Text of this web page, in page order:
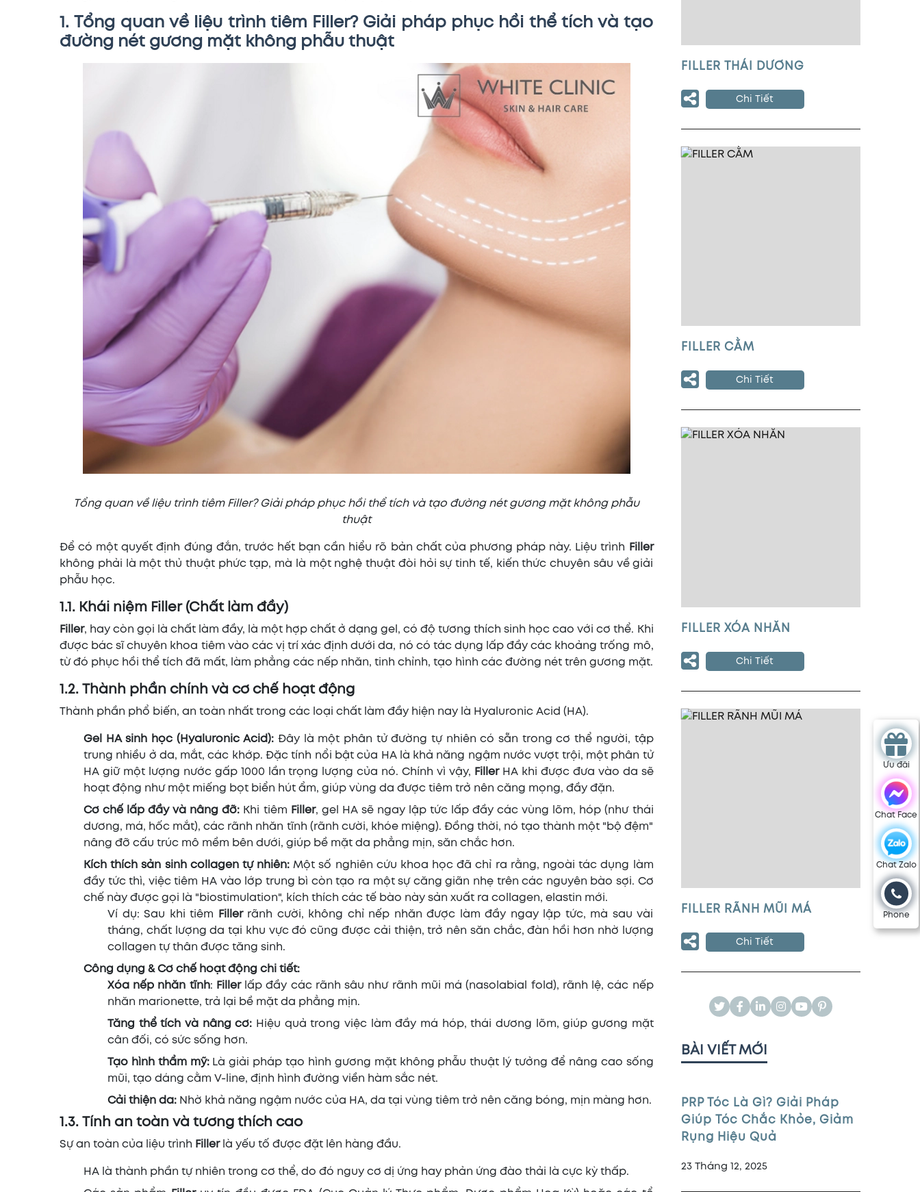
Ưu đãi
Chat Face
Chat Zalo
Phone
1. Tổng quan về liệu trình tiêm Filler? Giải pháp phục hồi thể tích và tạo
đường nét gương mặt không phẫu thuật
Tổng quan về liệu trình tiêm Filler? Giải pháp phục hồi thể tích và tạo đường nét gương mặt không phẫu
thuật
Để có một quyết định đúng đắn, trước hết bạn cần hiểu rõ bản chất của phương pháp này. Liệu trình
Filler
không phải là một thủ thuật phức tạp, mà là một nghệ thuật đòi hỏi sự tinh tế, kiến thức chuyên sâu về giải
phẫu học.
1.1. Khái niệm Filler (Chất làm đầy)
Filler, hay còn gọi là chất làm đầy, là một hợp chất ở dạng gel, có độ tương thích sinh học cao với cơ thể. Khi
được bác sĩ chuyên khoa tiêm vào các vị trí xác định dưới da, nó có tác dụng lấp đầy các khoảng trống mô,
từ đó phục hồi thể tích đã mất, làm phẳng các nếp nhăn, tinh chỉnh, tạo hình các đường nét trên gương mặt.
1.2. Thành phần chính và cơ chế hoạt động
Thành phần phổ biến, an toàn nhất trong các loại chất làm đầy hiện nay là Hyaluronic Acid (HA).
Gel HA sinh học (Hyaluronic Acid):Đây là một phân tử đường tự nhiên có sẵn trong cơ thể người, tập
trung nhiều ở da, mắt, các khớp. Đặc tính nổi bật của HA là khả năng ngậm nước vượt trội, một phân tử
HA giữ một lượng nước gấp 1000 lần trọng lượng của nó. Chính vì vậy, Filler HA khi được đưa vào da sẽ
hoạt động như một miếng bọt biển hút ẩm, giúp vùng da được tiêm trở nên căng mọng, đầy đặn.
Cơ chế lấp đầy và nâng đỡ: Khi tiêm Filler, gel HA sẽ ngay lập tức lấp đầy các vùng lõm, hóp (như thái
dương, má, hốc mắt), các rãnh nhăn tĩnh (rãnh cười, khóe miệng). Đồng thời, nó tạo thành một "bộ đệm"
nâng đỡ cấu trúc mô mềm bên dưới, giúp bề mặt da phẳng mịn, săn chắc hơn.
Kích thích sản sinh collagen tự nhiên:Một số nghiên cứu khoa học đã chỉ ra rằng, ngoài tác dụng làm
đầy tức thì, việc tiêm HA vào lớp trung bì còn tạo ra một sự căng giãn nhẹ trên các nguyên bào sợi. Cơ
chế này được gọi là "biostimulation", kích thích các tế bào này sản xuất ra collagen, elastin mới.
Ví dụ: Sau khi tiêm
Fillerrãnh cười, không chỉ nếp nhăn được làm đầy ngay lập tức, mà sau vài
tháng, chất lượng da tại khu vực đó cũng được cải thiện, trở nên săn chắc, đàn hồi hơn nhờ lượng
collagen tự thân được tăng sinh.
Công dụng & Cơ chế hoạt động chi tiết:
Xóa nếp nhăn tĩnh: Filler lấp đầy các rãnh sâu như rãnh mũi má (nasolabial fold), rãnh lệ, các nếp
nhăn marionette, trả lại bề mặt da phẳng mịn.
Tăng thể tích và nâng cơ: Hiệu quả trong việc làm đầy má hóp, thái dương lõm, giúp gương mặt
cân đối, có sức sống hơn.
Tạo hình thẩm mỹ:Là giải pháp tạo hình gương mặt không phẫu thuật lý tưởng để nâng cao sống
mũi, tạo dáng cằm V-line, định hình đường viền hàm sắc nét.
Cải thiện da: Nhờ khả năng ngậm nước của HA, da tại vùng tiêm trở nên căng bóng, mịn màng hơn.
1.3. Tính an toàn và tương thích cao
Sự an toàn của liệu trình Fillerlà yếu tố được đặt lên hàng đầu.
HA là thành phần tự nhiên trong cơ thể, do đó nguy cơ dị ứng hay phản ứng đào thải là cực kỳ thấp.
FILLER THÁI DƯƠNG
Chi Tiết
FILLER CẰM
Chi Tiết
FILLER XÓA NHĂN
Chi Tiết
FILLER RÃNH MŨI MÁ
Chi Tiết
BÀI VIẾT MỚI
PRP Tóc Là Gì? Giải Pháp
Giúp Tóc Chắc Khỏe, Giảm
Rụng Hiệu Quả
23 Tháng 12, 2025